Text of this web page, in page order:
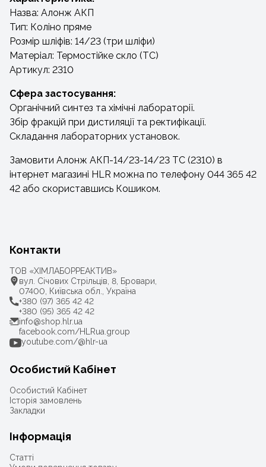
Назва: Алонж АКП
Тип: Коліно пряме
Розмір шліфів: 14/23 (три шліфи)
Матеріал: Термостійке скло (ТС)
Артикул: 2310
Сфера застосування:
Органічний синтез та хімічні лабораторії.
Збір фракцій при дистиляції та ректифікації.
Складання лабораторних установок.
Замовити Алонж АКП-14/23-14/23 ТС (2310) в
інтернет магазині HLR можна по телефону 044 365 42
42 або скориставшись Кошиком.
Контакти
ТОВ «ХІМЛАБОРРЕАКТИВ»
вул. Січових Стрільців, 8, Бровари,
07400, Київська обл., Україна
+380 (97) 365 42 42
+380 (95) 365 42 42
info@shop.hlr.ua
facebook.com/HLRua.group
youtube.com/@hlr-ua
Особистий Кабінет
Особистий Кабінет
Історія замовлень
Закладки
Інформація
Статті